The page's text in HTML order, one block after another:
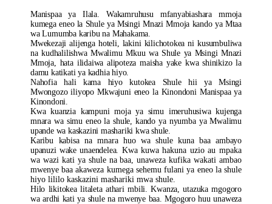
Manispaa ya Ilala. Wakamruhusu mfanyabiashara mmoja
kumega eneo la Shule ya Msingi Mnazi Mmoja kando ya Mtaa
wa Lumumba karibu na Mahakama.
Mwekezaji alijenga hoteli, lakini kilichotokea ni kusumbuliwa
na kudhalilishwa Mwalimu Mkuu wa Shule ya Msingi Mnazi
Mmoja, hata ilidaiwa alipoteza maisha yake kwa shinikizo la
damu katikati ya kadhia hiyo.
Nahofia hali kama hiyo kutokea Shule hii ya Msingi
Mwongozo iliyopo Mkwajuni eneo la Kinondoni Manispaa ya
Kinondoni.
Kwa kuanzia kampuni moja ya simu imeruhusiwa kujenga
mnara wa simu eneo la shule, kando ya nyumba ya Mwalimu
upande wa kaskazini mashariki kwa shule.
Karibu kabisa na mnara huo wa shule kuna baa ambayo
upanuzi wake unaendelea. Kwa kuwa hakuna uzio au mpaka
wa wazi kati ya shule na baa, unaweza kufika wakati ambao
mwenye baa akaweza kumega sehemu fulani ya eneo la shule
hiyo lililo kaskazini mashariki mwa shule.
Hilo likitokea litaleta athari mbili. Kwanza, utazuka mgogoro
wa ardhi kati ya shule na mwenye baa. Mgogoro huu unaweza